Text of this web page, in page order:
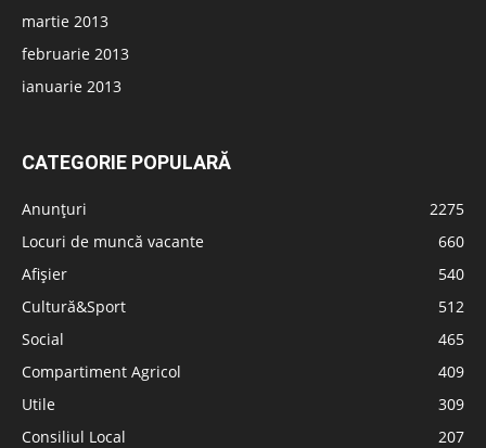
martie 2013
februarie 2013
ianuarie 2013
CATEGORIE POPULARĂ
Anunțuri
2275
Locuri de muncă vacante
660
Afișier
540
Cultură&Sport
512
Social
465
Compartiment Agricol
409
Utile
309
Consiliul Local
207